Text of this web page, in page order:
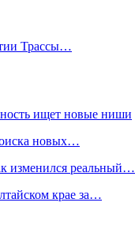
Трассы…
ищет новые ниши
новых…
изменился реальный…
крае за…